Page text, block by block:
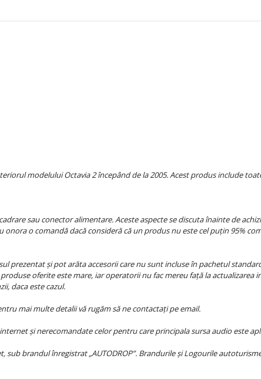
modelului Octavia 2 începând de la 2005. Acest produs include
sau conector alimentare. Aceste aspecte se discuta înainte de
o comandă dacă consideră că un produs nu este cel puțin 95%
și pot arăta accesorii care nu sunt incluse în pachetul
oferite este mare, iar operatorii nu fac mereu față la actualizarea
daca este cazul.
mai multe detalii vă rugăm să ne contactați pe email.
și nerecomandate celor pentru care principala sursa audio este
brandul înregistrat „AUTODROP”. Brandurile și Logourile